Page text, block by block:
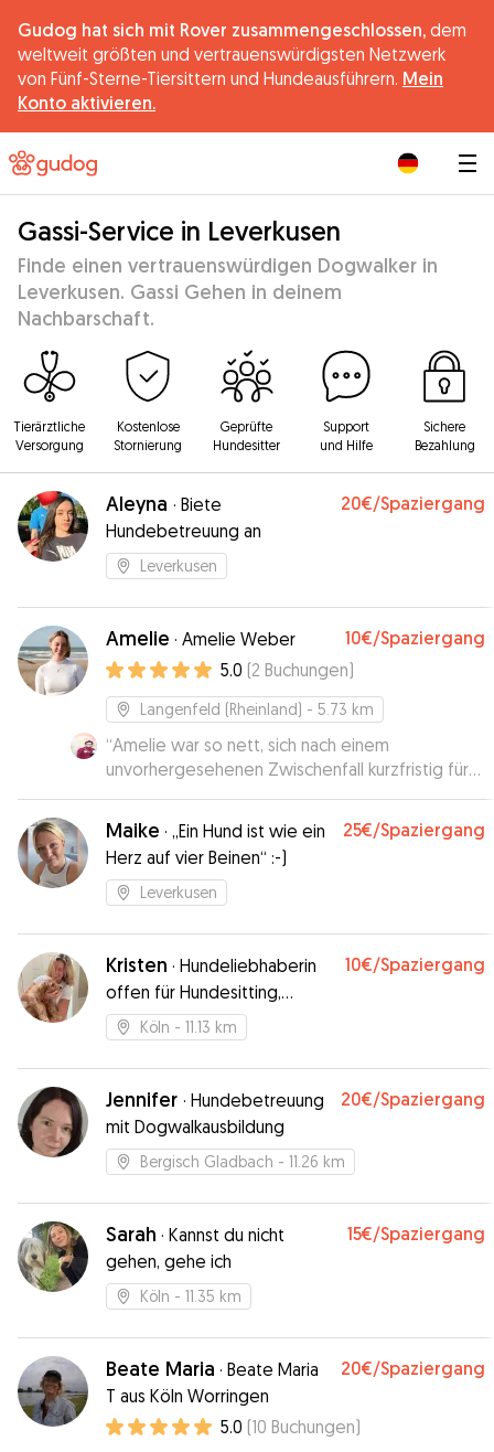
Gudog hat sich mit Rover zusammengeschlossen, dem
weltweit größten und vertrauenswürdigsten Netzwerk
von Fünf-Sterne-Tiersittern und Hundeausführern. Mein
Konto aktivieren.
Gassi-Service in Leverkusen
Finde einen vertrauenswürdigen Dogwalker in
Leverkusen. Gassi Gehen in deinem
Nachbarschaft.
Tierärztliche
Versorgung
Kostenlose
Stornierung
Geprüfte
Hundesitter
Support
und Hilfe
Sichere
Bezahlung
Aleyna · Biete
Hundebetreuung an
20€/Spaziergang
Leverkusen
Amelie · Amelie Weber 10€/Spaziergang
5.0 (2 Buchungen)
Langenfeld (Rheinland) - 5.73 km
“Amelie war so nett, sich nach einem
unvorhergesehenen Zwischenfall kurzfristig für
meine Hunde zur Verfügung zu stellen. Bei
meiner Rückkehr fand ich sie sehr komfortabel,
ich bin sehr zufrieden mit der Erfahrung. Vielen
Dank und bis zum nächsten Mal!
Maike · „Ein Hund ist wie ein
Herz auf vier Beinen“ :-)
25€/Spaziergang
Leverkusen
Kristen · Hundeliebhaberin
offen für Hundesitting,
Spaziergänge und
längerfristige Betreuung
10€/Spaziergang
Köln - 11.13 km
Jennifer · Hundebetreuung
mit Dogwalkausbildung
20€/Spaziergang
Bergisch Gladbach - 11.26 km
Sarah · Kannst du nicht
gehen, gehe ich
15€/Spaziergang
Köln - 11.35 km
Beate Maria · Beate Maria
T aus Köln Worringen
20€/Spaziergang
5.0 (10 Buchungen)